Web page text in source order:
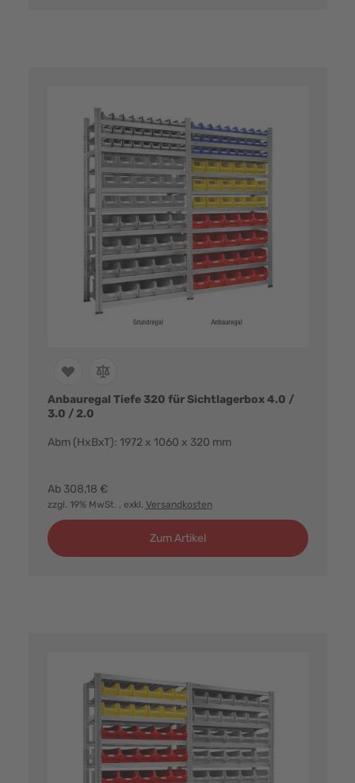
Anbauregal Tiefe 320 für Sichtlagerbox 4.0 /
3.0 / 2.0
Abm (HxBxT): 1972 x 1060 x 320 mm
Ab 308,18 €
zzgl. 19% MwSt. , exkl. Versandkosten
Zum Artikel